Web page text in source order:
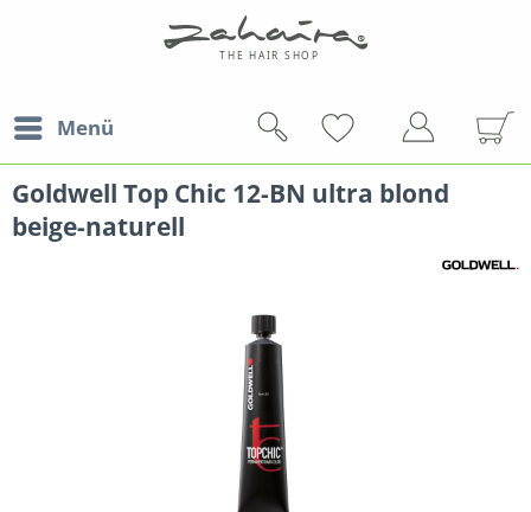
Menü
Goldwell Top Chic 12-BN ultra blond
beige-naturell